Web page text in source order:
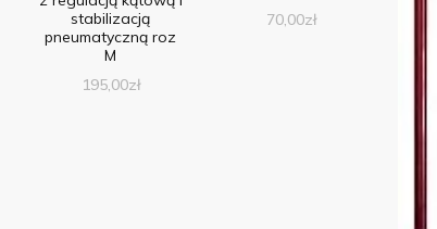
stabilizacją
pneumatyczną roz
M
195,00zł
70,00zł